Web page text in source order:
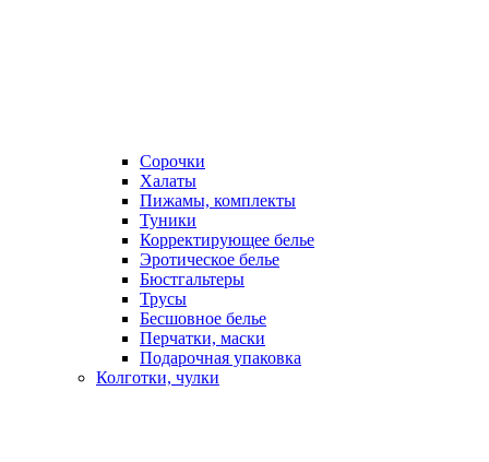
Сорочки
Халаты
Пижамы, комплекты
Туники
Корректирующее белье
Эротическое белье
Бюстгальтеры
Трусы
Бесшовное белье
Перчатки, маски
Подарочная упаковка
Колготки, чулки